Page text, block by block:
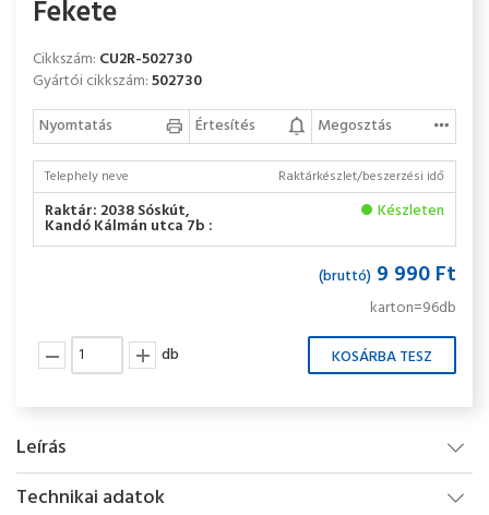
Fekete
Cikkszám: CU2R-502730
Gyártói cikkszám:502730
Nyomtatás
Értesítés Megosztás
Telephely neve Raktárkészlet/beszerzési idő
Raktár: 2038 Sóskút,
Kandó Kálmán utca 7b :
Készleten
(bruttó) 9 990 Ft
karton=96db
db
Leírás
Technikai adatok